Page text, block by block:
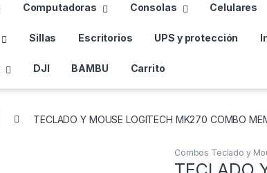
Computadoras Consolas Celulares
Sillas Escritorios UPS y protección
DJI BAMBU Carrito
TECLADO Y MOUSE LOGITECH MK270 COMBO
Combos Teclado y